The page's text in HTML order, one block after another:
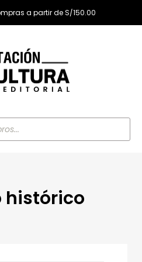
a partir de S/150.00
histórico